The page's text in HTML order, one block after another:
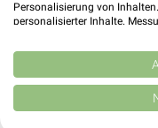
42103
Heute
Personalisierung von
personalisierter Inhalte.
Kombinationen von Daten
Verbesserung der Angebote.
von Inhalten.
Daten können außerhalb der
USA gesendet werden.